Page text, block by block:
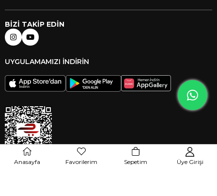
BİZİ TAKİP EDİN
UYGULAMAMIZI İNDİRİN
Anasayfa Favorilerim Sepetim Üye Girişi